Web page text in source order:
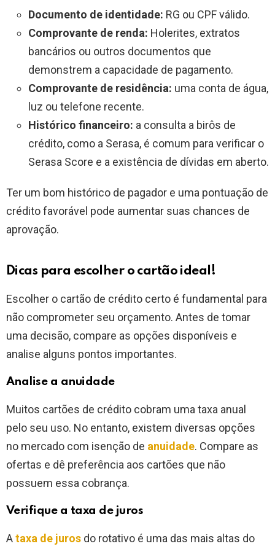
Documento de identidade: RG ou CPF válido.
Comprovante de renda: Holerites, extratos
bancários ou outros documentos que
demonstrem a capacidade de pagamento.
Comprovante de residência: uma conta de água,
luz ou telefone recente.
Histórico financeiro: a consulta a birôs de
crédito, como a Serasa, é comum para verificar o
Serasa Score e a existência de dívidas em aberto.
Ter um bom histórico de pagador e uma pontuação de
crédito favorável pode aumentar suas chances de
aprovação.
Dicas para escolher o cartão ideal!
Escolher o cartão de crédito certo é fundamental para
não comprometer seu orçamento. Antes de tomar
uma decisão, compare as opções disponíveis e
analise alguns pontos importantes.
Analise a anuidade
Muitos cartões de crédito cobram uma taxa anual
pelo seu uso. No entanto, existem diversas opções
no mercado com isenção de anuidade. Compare as
ofertas e dê preferência aos cartões que não
possuem essa cobrança.
Verifique a taxa de juros
Ataxa de juros do rotativo é uma das mais altas do